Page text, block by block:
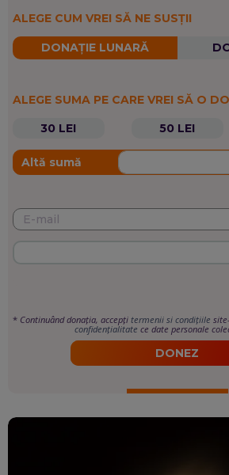
consideră că în această profesie
fiecare zi vine cu noi provocări și cu
EXPERTIZĂ:Actualitate internă și
Documentare, Analiză informații.
SCRIE DESPRE:Eveniment
ALEGE CUM VREI SĂ NE SUSȚII
DONAȚIE LUNARĂ
ALEGE SUMA PE CARE VREI SĂ O
30 LEI
50 LEI
Altă sumă
* Continuând donația, accepți termenii si condițiile
confidențialitate ce date personale
DONEZ